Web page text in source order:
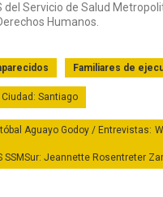
Servicio de Salud
Humanos.
Familiares de
Ciudad: Santiago
Aguayo Godoy / Entrevistas:
SSMSur: Jeannette Rosentreter